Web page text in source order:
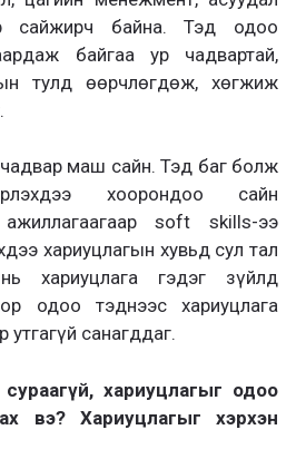
сайжирч байна. Тэд одоо
байгаа ур чадвартай,
тулд өөрчлөгдөж, хөгжиж
маш сайн. Тэд баг болж
хоорондоо сайн
soft skills-ээ
хариуцлагын хувьд сул тал
хариуцлага гэдэг зүйлд
одоо тэднээс хариуцлага
утгагүй санагддаг.
хариуцлагыг одоо
вэ? Хариуцлагыг хэрхэн